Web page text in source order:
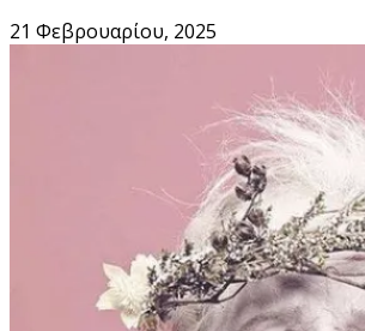
21 Φεβρουαρίου, 2025